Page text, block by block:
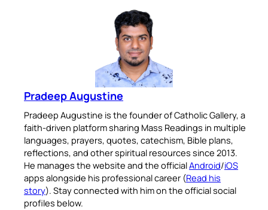
Pradeep Augustine
Pradeep Augustine is the founder of Catholic Gallery, a
faith-driven platform sharing Mass Readings in multiple
languages, prayers, quotes, catechism, Bible plans,
reflections, and other spiritual resources since 2013.
He manages the website and the officialAndroid/iOS
apps alongside his professional career (Read his
story). Stay connected with him on the official social
profiles below.